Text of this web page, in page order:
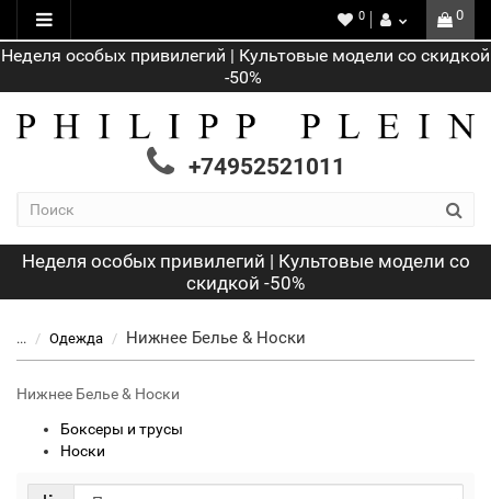
Неделя особых привилегий | Культовые модели со скидкой
-50%
0
0
+74952521011
Неделя особых привилегий | Культовые модели со
скидкой -50%
... Одежда Нижнее Белье & Носки
Нижнее Белье & Носки
Боксеры и трусы
Носки